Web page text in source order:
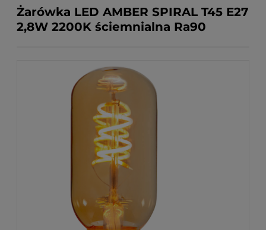
Żarówka LED AMBER SPIRAL T45 E27
2,8W 2200K ściemnialna Ra90